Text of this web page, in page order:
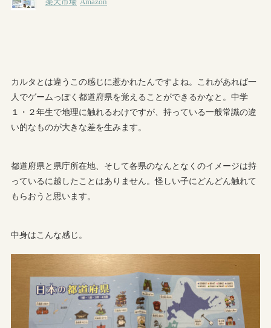
カルタとは違うこの感じに惹かれたんですよね。これがあれば一
人でゲームっぽく都道府県を覚えることができるかなと。中学
１・２年生で地理に触れるわけですが、持っている一般常識の違
い的なものが大きな差を生みます。
都道府県と県庁所在地、そして各県のなんとなくのイメージは持
っているに越したことはありません。怪しい子にどんどん触れて
もらおうと思います。
中身はこんな感じ。